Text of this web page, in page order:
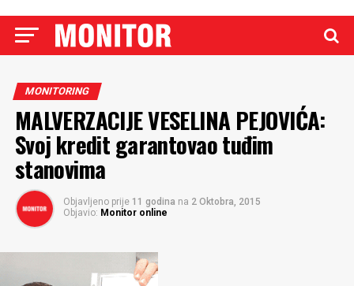
MONITORING
MALVERZACIJE VESELINA PEJOVIĆA:
Svoj kredit garantovao tuđim
stanovima
Objavljeno prije 11 godina na 2 Oktobra, 2015
Objavio: Monitor online